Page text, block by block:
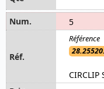
5
CIRCLIP